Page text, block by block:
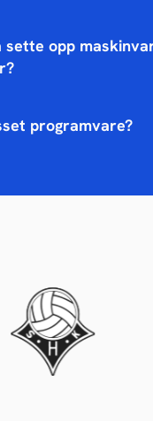
sette opp
programvare?